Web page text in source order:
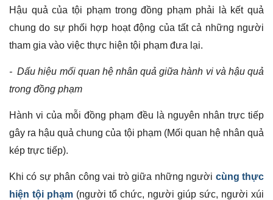
Hậu quả của tội phạm trong đồng phạm phải là kết quả
chung do sự phối hợp hoạt động của tất cả những người
tham gia vào việc thực hiện tội phạm đưa lại.
- Dấu hiệu mối quan hệ nhân quả giữa hành vi và hậu quả
trong đồng phạm
Hành vi của mỗi đồng phạm đều là nguyên nhân trực tiếp
gây ra hậu quả chung của tội phạm (Mối quan hệ nhân quả
kép trực tiếp).
Khi có sự phân công vai trò giữa những người cùng thực
hiện tội phạm (người tổ chức, người giúp sức, người xúi